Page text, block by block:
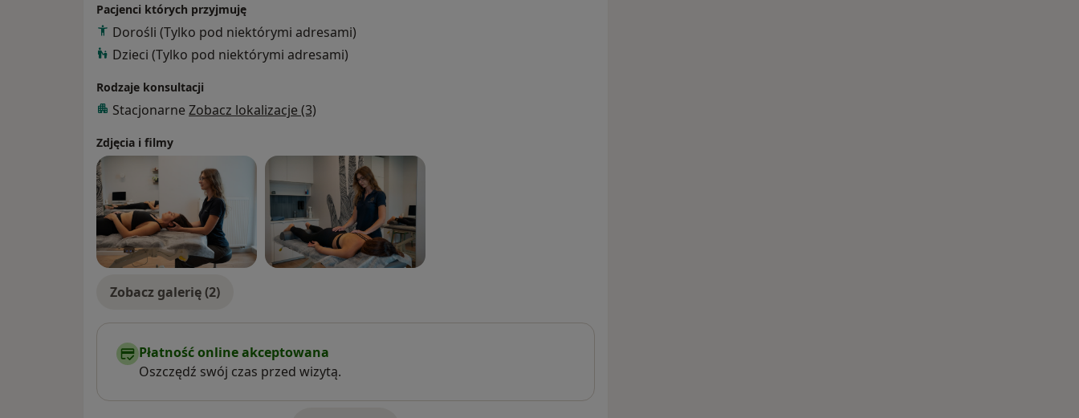
Pacjenci których przyjmuję
Dorośli (Tylko pod niektórymi adresami)
Dzieci (Tylko pod niektórymi adresami)
Rodzaje konsultacji
Stacjonarne Zobacz lokalizacje (3)
Zdjęcia i filmy
Zobacz galerię (2)
Płatność online akceptowana
Oszczędź swój czas przed wizytą.